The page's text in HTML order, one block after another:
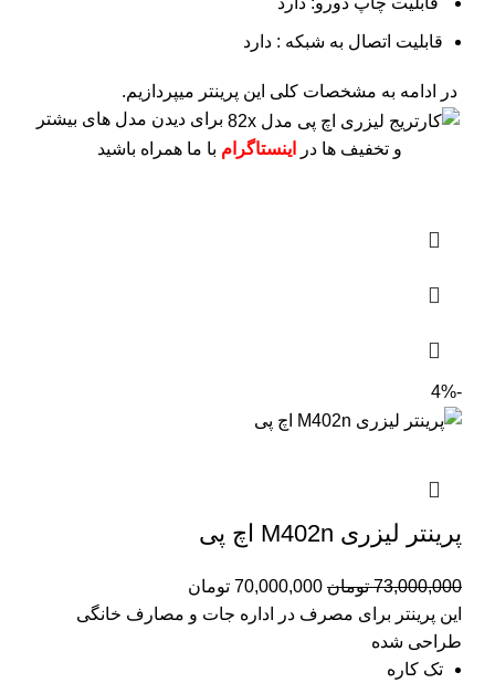
قابلیت اتصال به شبکه : دارد
در ادامه به مشخصات کلی این پرینتر میپردازیم.
برای دیدن مدل های بیشتر
و تخفیف ها در
اینستاگرام با ما همراه باشید
-4%
پرینتر لیزری M402n اچ پی
73,000,000 تومان 70,000,000 تومان
این پرینتر برای مصرف در اداره جات و مصارف خانگی
طراحی شده
تک کاره